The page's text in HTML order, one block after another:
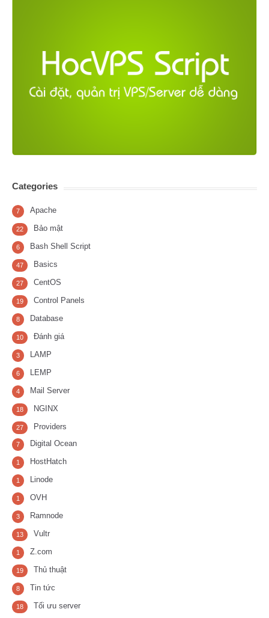
Categories
Apache
7
Bảo mật
22
Bash Shell Script
6
Basics
47
CentOS
27
Control Panels
19
Database
8
Đánh giá
10
LAMP
3
LEMP
6
Mail Server
4
NGINX
18
Providers
27
Digital Ocean
7
HostHatch
1
Linode
1
OVH
1
Ramnode
3
Vultr
13
Z.com
1
Thủ thuật
19
Tin tức
8
Tối ưu server
18